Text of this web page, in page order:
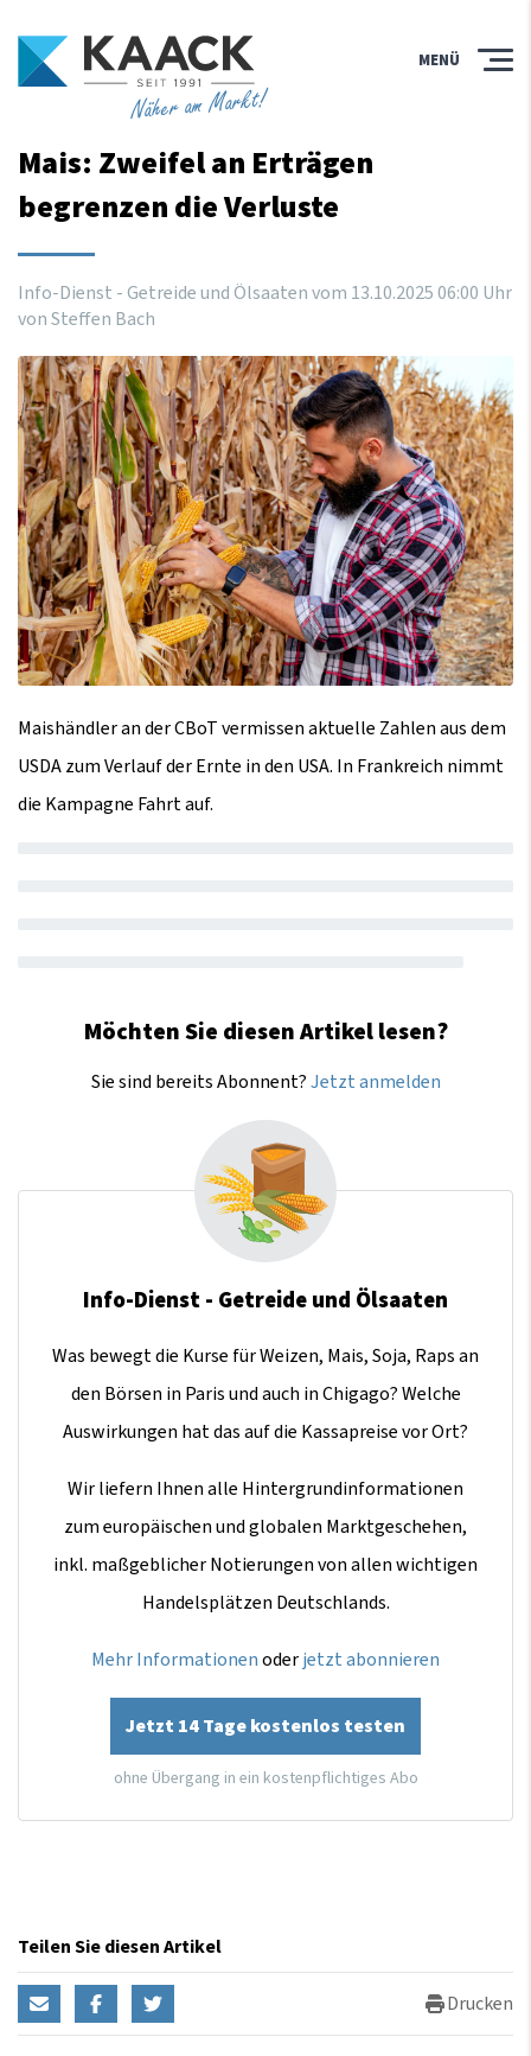
Näher am Markt!
MENÜ
Mais: Zweifel an Erträgen
begrenzen die Verluste
Info-Dienst - Getreide und Ölsaaten vom 13.10.202506:00 Uhr
von Steffen Bach
Maishändler an der CBoT vermissen aktuelle Zahlen aus dem
USDA zum Verlauf der Ernte in den USA. In Frankreich nimmt
die Kampagne Fahrt auf.
Möchten Sie diesen Artikel lesen?
Sie sind bereits Abonnent?Jetzt anmelden
Info-Dienst - Getreide und Ölsaaten
Was bewegt die Kurse für Weizen, Mais, Soja, Raps an
den Börsen in Paris und auch in Chigago? Welche
Auswirkungen hat das auf die Kassapreise vor Ort?
Wir liefern Ihnen alle Hintergrundinformationen
zum europäischen und globalen Marktgeschehen,
inkl. maßgeblicher Notierungen von allen wichtigen
Handelsplätzen Deutschlands.
Mehr Informationenoderjetzt abonnieren
Jetzt 14 Tage kostenlos testen
ohne Übergang in ein kostenpflichtiges Abo
Teilen Sie diesen Artikel
Drucken